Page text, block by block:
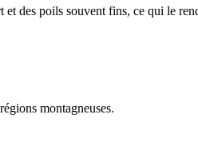
des poils souvent fins, ce qui le
montagneuses.